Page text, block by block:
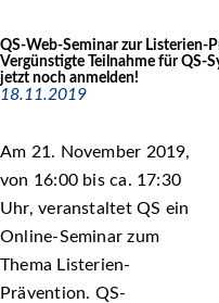
QS-Web-Seminar zur Listerien-
Vergünstigte Teilnahme für QS-
jetzt noch anmelden!
18.11.2019
Am 21. November 2019,
von 16:00 bis ca. 17:30
Uhr, veranstaltet QS ein
Online-Seminar zum
Thema Listerien-
Prävention. QS-